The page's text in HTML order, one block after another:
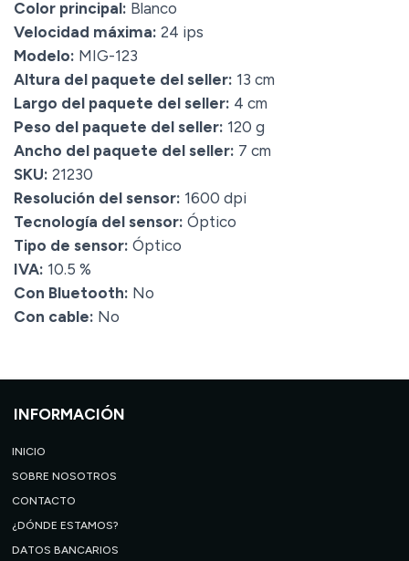
Color principal: Blanco
Velocidad máxima: 24 ips
Modelo: MIG-123
Altura del paquete del seller: 13 cm
Largo del paquete del seller: 4 cm
Peso del paquete del seller: 120 g
Ancho del paquete del seller: 7 cm
SKU: 21230
Resolución del sensor: 1600 dpi
Tecnología del sensor: Óptico
Tipo de sensor: Óptico
IVA: 10.5 %
Con Bluetooth: No
Con cable: No
INFORMACIÓN
INICIO
SOBRE NOSOTROS
CONTACTO
¿DÓNDE ESTAMOS?
DATOS BANCARIOS